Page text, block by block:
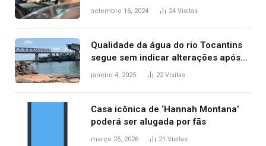
acidentes no trânsito no AP
setembro 16, 2024 24 Visitas
Qualidade da água do rio Tocantins
segue sem indicar alterações após
desabamento da ponte entre MA e
janeiro 4, 2025 22Visitas
Casa icônica de ‘Hannah Montana’
poderá ser alugada por fãs
março 25, 2026 21 Visitas